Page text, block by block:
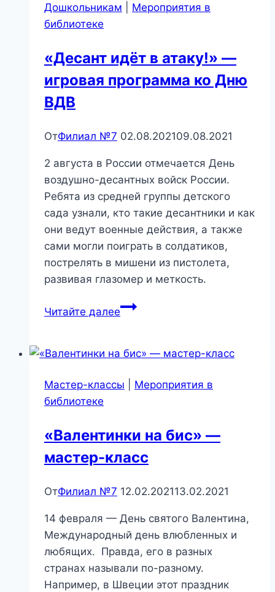
Дошкольникам
Мероприятия в
библиотеке
«Десант идёт в атаку!» —
игровая программа ко Дню
ВДВ
ОтФилиал №7 02.08.202109.08.2021
2 августа в России отмечается День
воздушно-десантных войск России.
Ребята из средней группы детского
сада узнали, кто такие десантники и как
они ведут военные действия, а также
сами могли поиграть в солдатиков,
пострелять в мишени из пистолета,
развивая глазомер и меткость.
Читайте далее«Десант
атаку!»
игровая
Дню
ВДВ
Мастер-классы
Мероприятия в
библиотеке
«Валентинки на бис» —
мастер-класс
ОтФилиал №7 12.02.202113.02.2021
14 февраля — День святого Валентина,
Международный день влюбленных и
любящих. Правда, его в разных
странах называли по-разному.
Например, в Швеции этот праздник